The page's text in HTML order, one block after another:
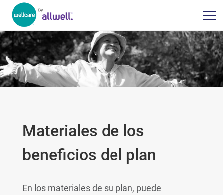
Materiales de los
beneficios del plan
En los materiales de su plan, puede